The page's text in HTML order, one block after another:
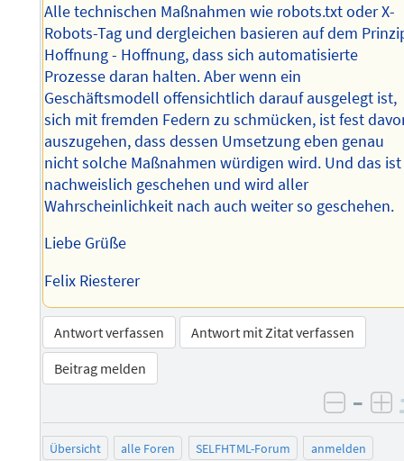
Alle technischen Maßnahmen wie robots.txt oder X-
Robots-Tag und dergleichen basieren auf dem
Hoffnung - Hoffnung, dass sich automatisierte
Prozesse daran halten. Aber wenn ein
Geschäftsmodell offensichtlich darauf ausgelegt ist,
sich mit fremden Federn zu schmücken, ist fest
auszugehen, dass dessen Umsetzung eben genau
nicht solche Maßnahmen würdigen wird. Und das ist
nachweislich geschehen und wird aller
Wahrscheinlichkeit nach auch weiter so geschehen.
Liebe Grüße
Felix Riesterer
Antwort verfassen
Antwort mit Zitat verfassen
Beitrag melden
–
Übersicht alle Foren SELFHTML-Forum
anmelden